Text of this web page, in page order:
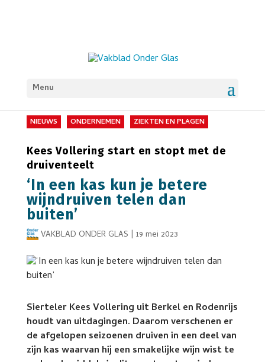
Menu
NIEUWS ONDERNEMEN ZIEKTEN EN PLAGEN
Kees Vollering start en stopt met de
druiventeelt
‘In een kas kun je betere
wijndruiven telen dan
buiten’
VAKBLAD ONDER GLAS | 19 mei 2023
Sierteler Kees Vollering uit Berkel en Rodenrijs
houdt van uitdagingen. Daarom verschenen er
de afgelopen seizoenen druiven in een deel van
zijn kas waarvan hij een smakelijke wijn wist te